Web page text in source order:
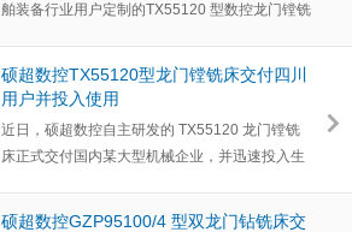
舶装备行业用户定制的TX55120 型数控龙门镗铣
硕超数控TX55120型龙门镗铣床交付四川
用户并投入使用
近日，硕超数控自主研发的 TX55120 龙门镗铣
床正式交付国内某大型机械企业，并迅速投入生
硕超数控GZP95100/4 型双龙门钻铣床交